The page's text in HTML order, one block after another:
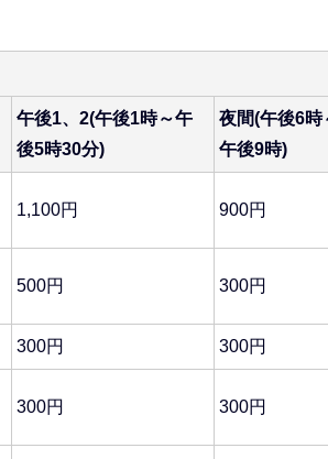
午後1、2(午後1時～午
後5時30分)
夜間(午後6時
午後9時)
1,100円 900円
500円 300円
300円 300円
300円 300円